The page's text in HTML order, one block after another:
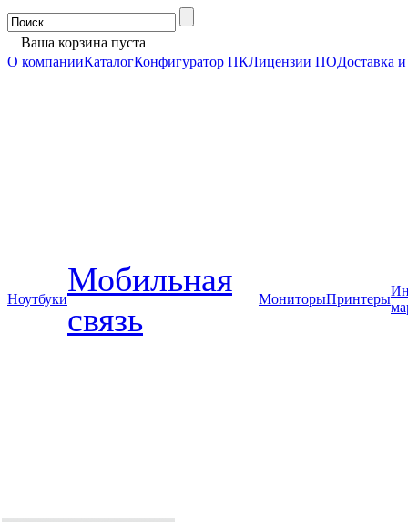
Ваша корзина пуста
О компанииКаталогКонфигуратор ПКЛицензии ПОДоставка
Ноутбуки
Мобильная
связь
МониторыПринтеры